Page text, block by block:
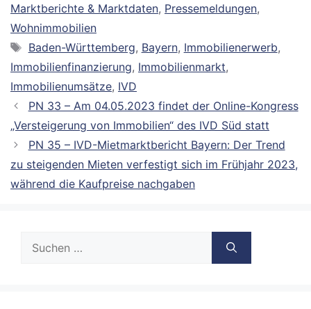
Marktberichte & Marktdaten, Pressemeldungen,
Wohnimmobilien
Schlagwörter
Baden-Württemberg, Bayern, Immobilienerwerb,
Immobilienfinanzierung, Immobilienmarkt,
Immobilienumsätze, IVD
PN 33 – Am 04.05.2023 findet der Online-Kongress
„Versteigerung von Immobilien“ des IVD Süd statt
PN 35 – IVD-Mietmarktbericht Bayern: Der Trend
zu steigenden Mieten verfestigt sich im Frühjahr 2023,
während die Kaufpreise nachgaben
nach: